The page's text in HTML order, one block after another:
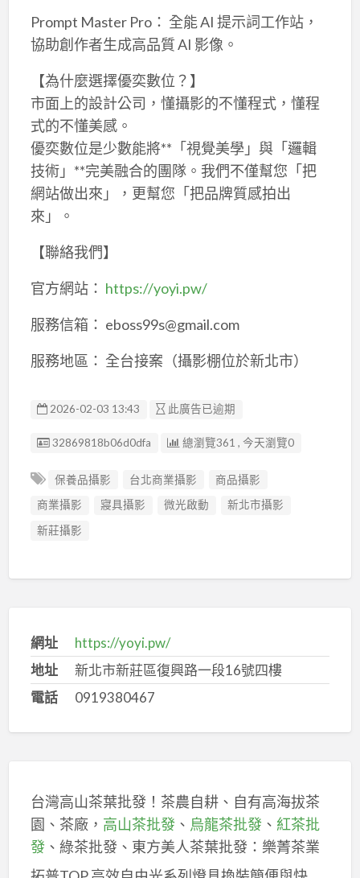
Prompt Master Pro： 全能 AI 提示詞工作站，
協助創作者生成高品質 AI 影像。
【為什麼選擇優奕數位？】
市面上的設計公司，懂攝影的不懂程式，懂程
式的不懂美感。
優奕數位是少數能將**「視覺美學」與「邏輯
技術」**完美融合的團隊。我們不僅幫您「把
網站做出來」，更幫您「把品牌質感拍出
來」。
【聯絡我們】
官方網站： https://yoyi.pw/
服務信箱： eboss99s@gmail.com
服務地區： 全台接案（攝影棚位於新北市）
2026-02-03 13:43 此廣告已逾期
廣告编號
32869818b06d0dfa 總瀏覽361 , 今天瀏覽0
保養品攝影 台北商業攝影
商品攝影
商業攝影
寢具攝影 微光啟動
新北市攝影
新莊攝影
網址
https://yoyi.pw/
地址
新北市新莊區復興路一段16號四樓
電話
0919380467
台灣高山茶葉批發！茶農自耕、自有高海拔茶
園、茶廠， 高山茶批發、 烏龍茶批發、 紅茶批
發、綠茶批發、東方美人茶葉批發：樂菁茶業